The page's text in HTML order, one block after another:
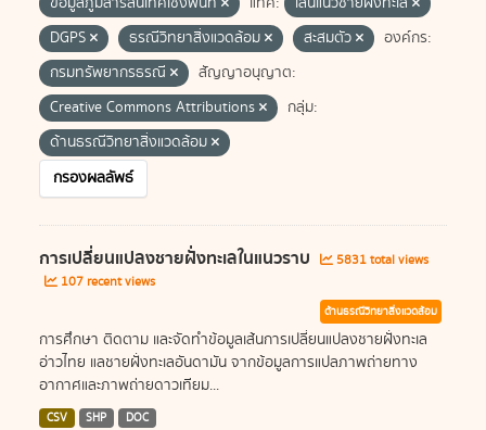
DGPS
ธรณีวิทยาสิ่งแวดล้อม สะสมตัว
องค์กร:
กรมทรัพยากรธรณี
สัญญาอนุญาต:
Creative Commons Attributions
กลุ่ม:
ด้านธรณีวิทยาสิ่งแวดล้อม
กรองผลลัพธ์
การเปลี่ยนแปลงชายฝั่งทะเลในแนวราบ
5831 total views
107 recent views
ด้านธรณีวิทยาสิ่งแวดล้อม
การศึกษา ติดตาม และจัดทำข้อมูลเส้นการเปลี่ยนแปลงชายฝั่งทะเล
อ่าวไทย แลชายฝั่งทะเลอันดามัน จากข้อมูลการแปลภาพถ่ายทาง
อากาศและภาพถ่ายดาวเทียม...
CSV SHP DOC